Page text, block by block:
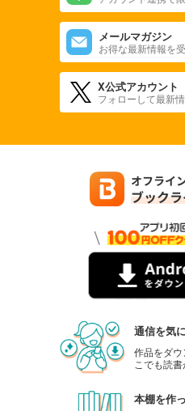
メールマガジン
お得な最新情報を
X公式アカウント
フォローして最新
通信を気
作品をダ
こでも読書
本棚を作